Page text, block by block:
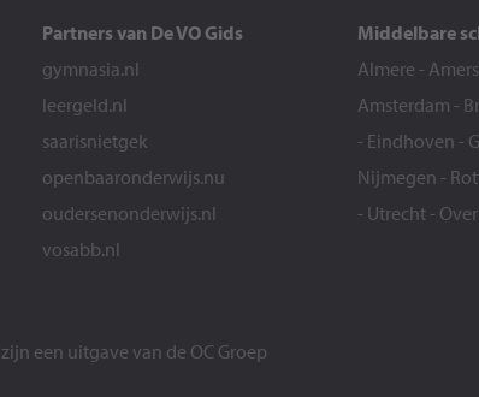
Partners van De VO Gids
gymnasia.nl
leergeld.nl
saarisnietgek
openbaaronderwijs.nu
oudersenonderwijs.nl
vosabb.nl
Middelbare
Almere -
Amsterdam -
- Eindhoven -
Nijmegen -
- Utrecht -
zijn een uitgave van de OC Groep